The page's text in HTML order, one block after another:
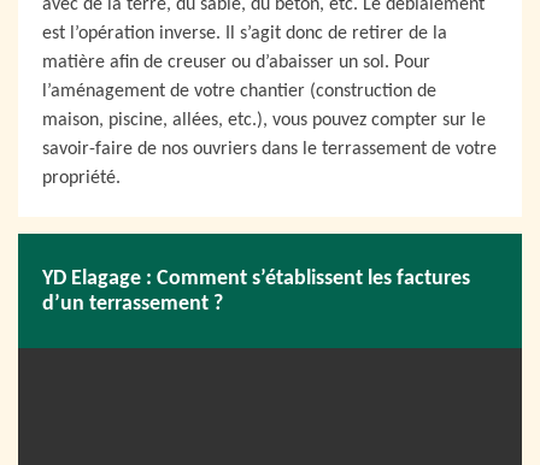
avec de la terre, du sable, du béton, etc. Le déblaiement
est l’opération inverse. Il s’agit donc de retirer de la
matière afin de creuser ou d’abaisser un sol. Pour
l’aménagement de votre chantier (construction de
maison, piscine, allées, etc.), vous pouvez compter sur le
savoir-faire de nos ouvriers dans le terrassement de votre
propriété.
YD Elagage : Comment s’établissent les factures
d’un terrassement ?